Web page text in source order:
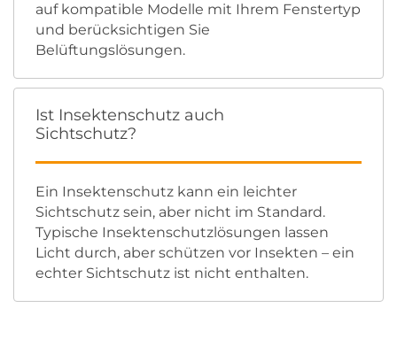
auf kompatible Modelle mit Ihrem Fenstertyp
und berücksichtigen Sie
Belüftungslösungen.
Ist Insektenschutz auch
Sichtschutz?
Ein Insektenschutz kann ein leichter
Sichtschutz sein, aber nicht im Standard.
Typische Insektenschutzlösungen lassen
Licht durch, aber schützen vor Insekten – ein
echter Sichtschutz ist nicht enthalten.